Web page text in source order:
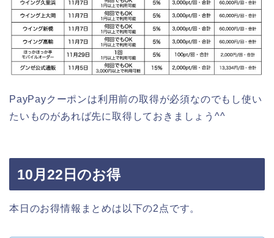
PayPayクーポンは利用前の取得が必須なのでもし使い
たいものがあれば先に取得しておきましょう^^
10月22日のお得
本日のお得情報まとめは以下の2点です。